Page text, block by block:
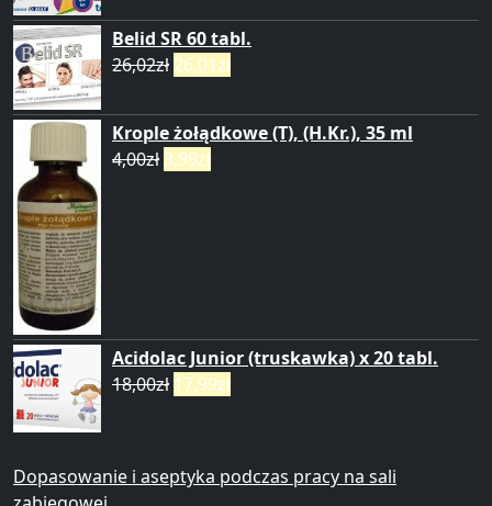
Belid SR 60 tabl.
26,02zł 26,01zł
Krople żołądkowe (T), (H.Kr.), 35 ml
4,00zł 3,99zł
Acidolac Junior (truskawka) x 20 tabl.
18,00zł 17,99zł
Dopasowanie i aseptyka podczas pracy na sali